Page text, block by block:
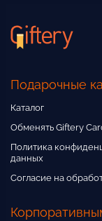
Подарочные
Каталог
Обменять Giftery
Политика
данных
Согласие на